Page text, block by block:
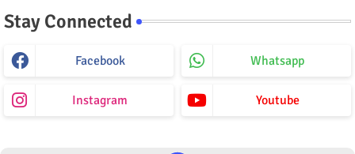
Stay Connected
Facebook Whatsapp
Instagram Youtube